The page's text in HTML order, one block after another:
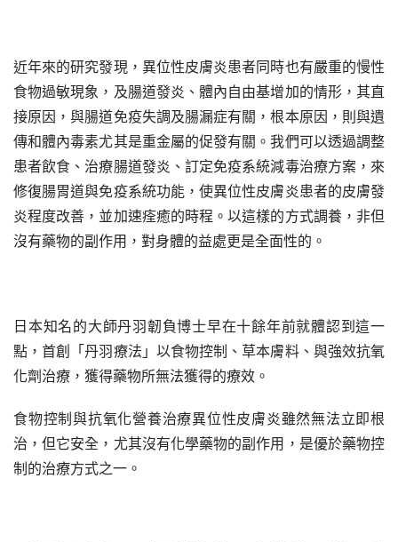
近年來的研究發現，異位性皮膚炎患者同時也有嚴重的慢性
食物過敏現象，及腸道發炎、體內自由基增加的情形，其直
接原因，與腸道免疫失調及腸漏症有關，根本原因，則與遺
傳和體內毒素尤其是重金屬的促發有關。我們可以透過調整
患者飲食、治療腸道發炎、訂定免疫系統減毒治療方案，來
修復腸胃道與免疫系統功能，使異位性皮膚炎患者的皮膚發
炎程度改善，並加速痊癒的時程。以這樣的方式調養，非但
沒有藥物的副作用，對身體的益處更是全面性的。
日本知名的大師丹羽韌負博士早在十餘年前就體認到這一
點，首創「丹羽療法」以食物控制、草本膚料、與強效抗氧
化劑治療，獲得藥物所無法獲得的療效。
食物控制與抗氧化營養治療異位性皮膚炎雖然無法立即根
治，但它安全，尤其沒有化學藥物的副作用，是優於藥物控
制的治療方式之一。